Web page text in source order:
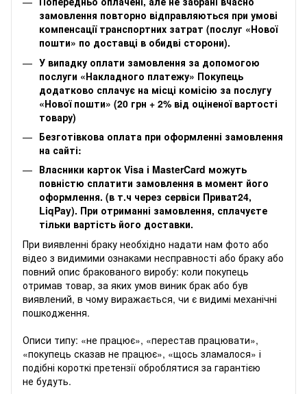
замовлення повторно відправляються при умові
компенсації транспортних затрат (послуг «Нової
пошти» по доставці в обидві сторони).
У випадку оплати замовлення за допомогою
послуги «Накладного платежу» Покупець
додатково сплачує на місці комісію за послугу
«Нової пошти» (20 грн + 2% від оціненої вартості
товару)
Безготівкова оплата при оформленні замовлення
на сайті:
Власники карток Visa і MasterCard можуть
повністю сплатити замовлення в момент його
оформлення. (в т.ч через сервіси Приват24,
LiqPay). При отриманні замовлення, сплачуєте
тільки вартість його доставки.
‌‌При виявленні браку необхідно надати нам фото або
відео з видимими ознаками несправності або браку або
повний опис бракованого виробу: коли покупець
отримав товар, за яких умов виник брак або був
виявлений, в чому виражається, чи є видимі механічні
пошкодження.
Описи типу: «не працює», «перестав працювати»,
«покупець сказав не працює», «щось зламалося» і
подібні короткі претензії оброблятися за гарантією
не будуть.